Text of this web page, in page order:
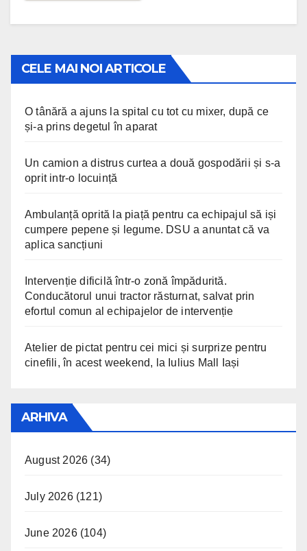
CELE MAI NOI ARTICOLE
O tânără a ajuns la spital cu tot cu mixer, după ce
și-a prins degetul în aparat
Un camion a distrus curtea a două gospodării și s-a
oprit intr-o locuință
Ambulanță oprită la piață pentru ca echipajul să iși
cumpere pepene și legume. DSU a anuntat că va
aplica sancțiuni
Intervenție dificilă într-o zonă împădurită.
Conducătorul unui tractor răsturnat, salvat prin
efortul comun al echipajelor de intervenție
Atelier de pictat pentru cei mici și surprize pentru
cinefili, în acest weekend, la Iulius Mall Iași
ARHIVA
August 2026 (34)
July 2026(121)
June 2026(104)